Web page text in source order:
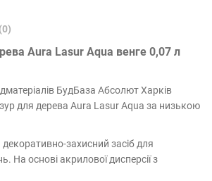
Aura Lasur Aqua венге 0,07 л
БудБаза Абсолют Харків
для дерева Aura Lasur Aqua за низькою
захисний засіб для
На основі акрилової дисперсії з